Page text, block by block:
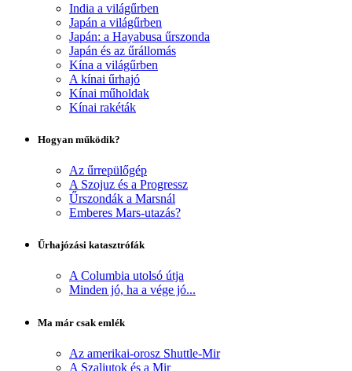
India a világűrben
Japán a világűrben
Japán: a Hayabusa űrszonda
Japán és az űrállomás
Kína a világűrben
A kínai űrhajó
Kínai műholdak
Kínai rakéták
Hogyan működik?
Az űrrepülőgép
A Szojuz és a Progressz
Űrszondák a Marsnál
Emberes Mars-utazás?
Űrhajózási katasztrófák
A Columbia utolsó útja
Minden jó, ha a vége jó...
Ma már csak emlék
Az amerikai-orosz Shuttle-Mir
A Szaljutok és a Mir